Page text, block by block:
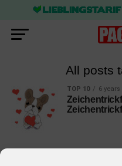
All posts
TOP 10 6 years